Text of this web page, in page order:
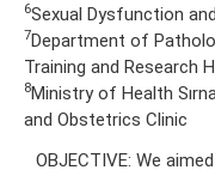
6Sexual Dysfunction
7Department of
Training and Research
8Ministry of Health
and Obstetrics Clinic
OBJECTIVE: We